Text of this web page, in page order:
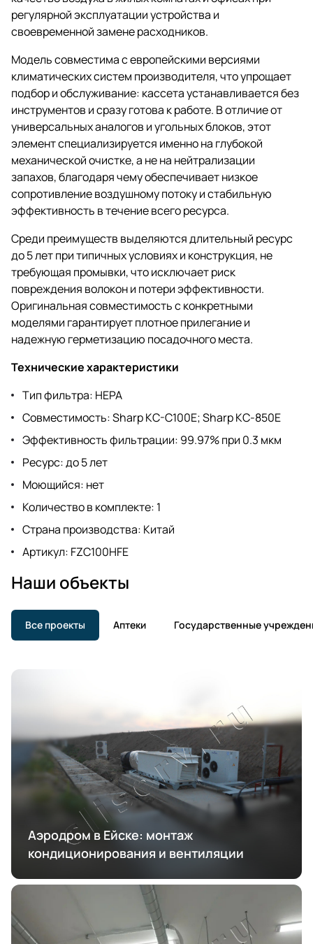
регулярной эксплуатации устройства и
своевременной замене расходников.
Модель совместима с европейскими версиями
климатических систем производителя, что упрощает
подбор и обслуживание: кассета устанавливается без
инструментов и сразу готова к работе. В отличие от
универсальных аналогов и угольных блоков, этот
элемент специализируется именно на глубокой
механической очистке, а не на нейтрализации
запахов, благодаря чему обеспечивает низкое
сопротивление воздушному потоку и стабильную
эффективность в течение всего ресурса.
Среди преимуществ выделяются длительный ресурс
до 5 лет при типичных условиях и конструкция, не
требующая промывки, что исключает риск
повреждения волокон и потери эффективности.
Оригинальная совместимость с конкретными
моделями гарантирует плотное прилегание и
надежную герметизацию посадочного места.
Технические характеристики
Тип фильтра: HEPA
Совместимость: Sharp KC-C100E; Sharp KC-850E
Эффективность фильтрации: 99.97% при 0.3 мкм
Ресурс: до 5 лет
Моющийся: нет
Количество в комплекте: 1
Страна производства: Китай
Артикул: FZC100HFE
Наши объекты
Все проекты Аптеки Государственные
Аэродром в Ейске: монтаж
кондиционирования и вентиляции